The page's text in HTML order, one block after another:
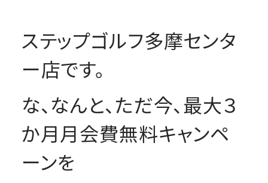
ステップゴルフ多摩センタ
ー店です。
な、なんと、ただ今、最大３
か月月会費無料キャンペ
ーンを